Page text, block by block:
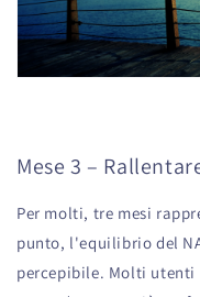
Mese 3 –
Per molti, tre mesi
punto, l'equilibrio del
percepibile. Molti utenti